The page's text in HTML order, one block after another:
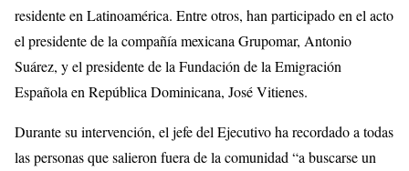
residente en Latinoamérica. Entre otros, han participado en el acto
el presidente de la compañía mexicana Grupomar, Antonio
Suárez, y el presidente de la Fundación de la Emigración
Española en República Dominicana, José Vitienes.
Durante su intervención, el jefe del Ejecutivo ha recordado a todas
las personas que salieron fuera de la comunidad “a buscarse un